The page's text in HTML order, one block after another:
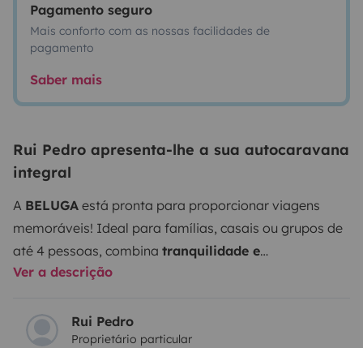
Pagamento seguro
Mais conforto com as nossas facilidades de
pagamento
Saber mais
Rui Pedro apresenta-lhe a sua autocaravana
integral
A BELUGA está pronta para proporcionar viagens
memoráveis! Ideal para famílias, casais ou grupos de
até 4 pessoas, combina tranquilidade e
conforto.Características principais
cama basculante no teto.
lugares.
Estrutura:Totalmente em alumínio para maior
Ver a descrição
Rui Pedro
Proprietário particular